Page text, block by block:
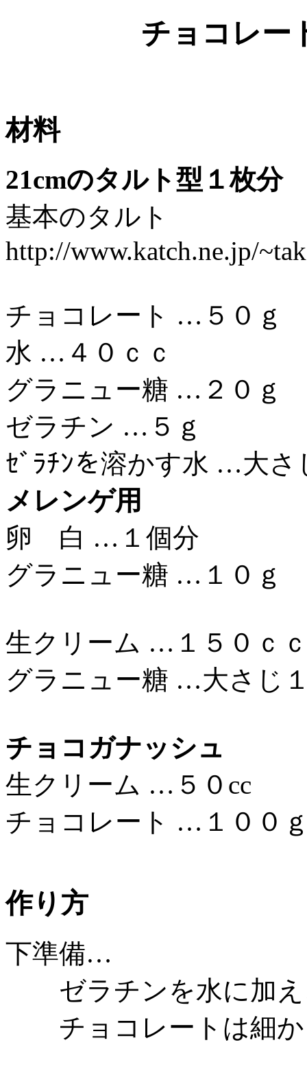
チョコレー
材料
21cmのタルト型１枚分
基本のタルト
http://www.katch.ne.jp/
チョコレート …５０ｇ
水 …４０ｃｃ
グラニュー糖 …２０ｇ
ゼラチン …５ｇ
ｾﾞﾗﾁﾝを溶かす水 …大さ
メレンゲ用
卵 白 …１個分
グラニュー糖 …１０ｇ
生クリーム …１５０ｃ
グラニュー糖 …大さじ
チョコガナッシュ
生クリーム …５０cc
チョコレート …１００
作り方
下準備…
ゼラチンを水に加え
チョコレートは細か